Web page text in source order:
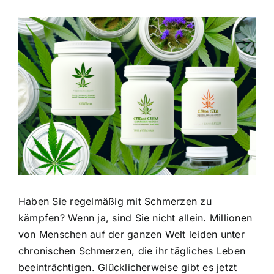
Zeige
grösseres
Bild
Haben Sie regelmäßig mit Schmerzen zu
kämpfen? Wenn ja, sind Sie nicht allein. Millionen
von Menschen auf der ganzen Welt leiden unter
chronischen Schmerzen, die ihr tägliches Leben
beeinträchtigen. Glücklicherweise gibt es jetzt